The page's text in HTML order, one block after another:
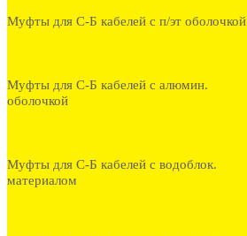
Муфты для С-Б кабелей с п/эт оболочкой
Муфты для С-Б кабелей с алюмин.
оболочкой
Муфты для С-Б кабелей с водоблок.
материалом